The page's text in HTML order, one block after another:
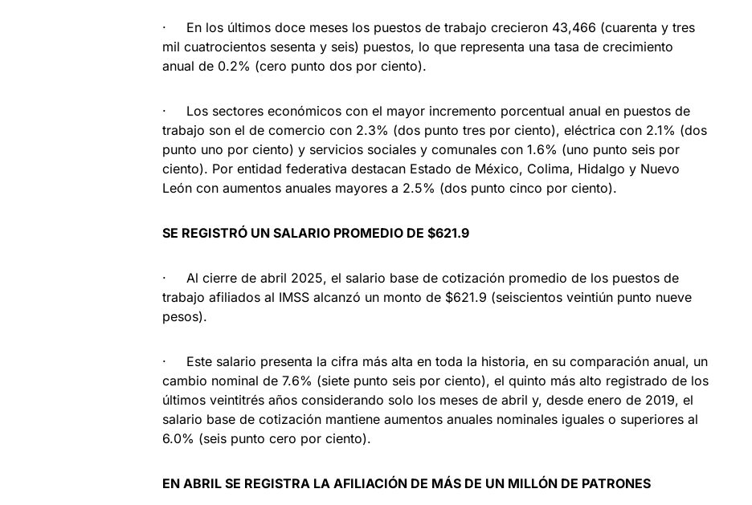
· En los últimos doce meses los puestos de trabajo crecieron 43,466 (cuarenta y tres
mil cuatrocientos sesenta y seis) puestos, lo que representa una tasa de crecimiento
anual de 0.2% (cero punto dos por ciento).
· Los sectores económicos con el mayor incremento porcentual anual en puestos de
trabajo son el de comercio con 2.3% (dos punto tres por ciento), eléctrica con 2.1% (dos
punto uno por ciento) y servicios sociales y comunales con 1.6% (uno punto seis por
ciento). Por entidad federativa destacan Estado de México, Colima, Hidalgo y Nuevo
León con aumentos anuales mayores a 2.5% (dos punto cinco por ciento).
SE REGISTRÓ UN SALARIO PROMEDIO DE $621.9
· Al cierre de abril 2025, el salario base de cotización promedio de los puestos de
trabajo afiliados al IMSS alcanzó un monto de $621.9 (seiscientos veintiún punto nueve
pesos).
· Este salario presenta la cifra más alta en toda la historia, en su comparación anual, un
cambio nominal de 7.6% (siete punto seis por ciento), el quinto más alto registrado de los
últimos veintitrés años considerando solo los meses de abril y, desde enero de 2019, el
salario base de cotización mantiene aumentos anuales nominales iguales o superiores al
6.0% (seis punto cero por ciento).
EN ABRIL SE REGISTRA LA AFILIACIÓN DE MÁS DE UN MILLÓN DE PATRONES